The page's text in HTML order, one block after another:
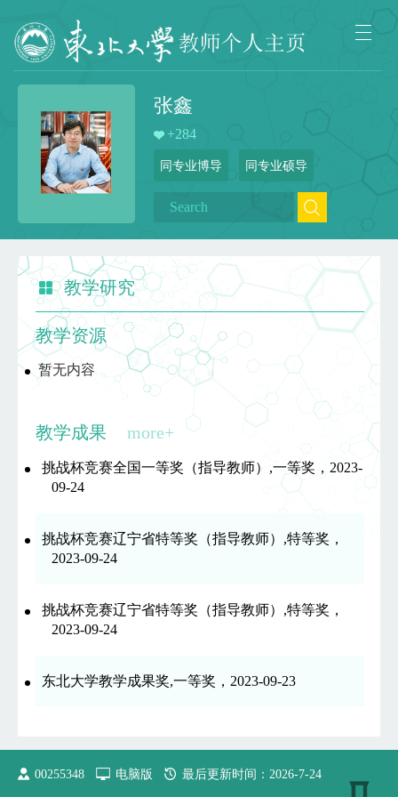
张鑫
+284
同专业博导 同专业硕导
教学研究
教学资源
暂无内容
教学成果 more+
挑战杯竞赛全国一等奖（指导教师）,一等奖，2023-
09-24
挑战杯竞赛辽宁省特等奖（指导教师）,特等奖，
2023-09-24
挑战杯竞赛辽宁省特等奖（指导教师）,特等奖，
2023-09-24
东北大学教学成果奖,一等奖，2023-09-23
00255348 电脑版 最后更新时间： 2026-7-24